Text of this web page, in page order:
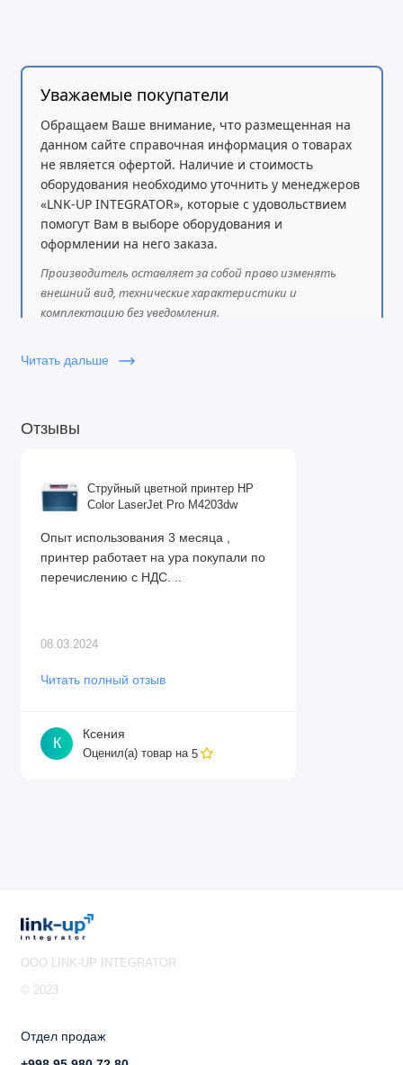
Уважаемые покупатели
Обращаем Ваше внимание, что размещенная на
данном сайте справочная информация о товарах
не является офертой. Наличие и стоимость
оборудования необходимо уточнить у менеджеров
«LNK-UP INTEGRATOR», которые с удовольствием
помогут Вам в выборе оборудования и
оформлении на него заказа.
Производитель оставляет за собой право изменять
внешний вид, технические характеристики и
комплектацию без уведомления.
Читать дальше
Отзывы
Струйный цветной принтер HP
Color LaserJet Pro M4203dw
Опыт использования 3 месяца ,
принтер работает на ура покупали по
перечислению с НДС. ..
08.03.2024
Читать полный отзыв
К
Ксения
Оценил(а) товар на 5
OOO LINK-UP INTEGRATOR
© 2023
Отдел продаж